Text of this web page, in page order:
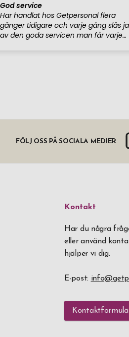
FÖLJ OSS PÅ SOCIALA MEDIER
Kontakt
Har du några
eller använd
hjälper vi dig.
E-post: